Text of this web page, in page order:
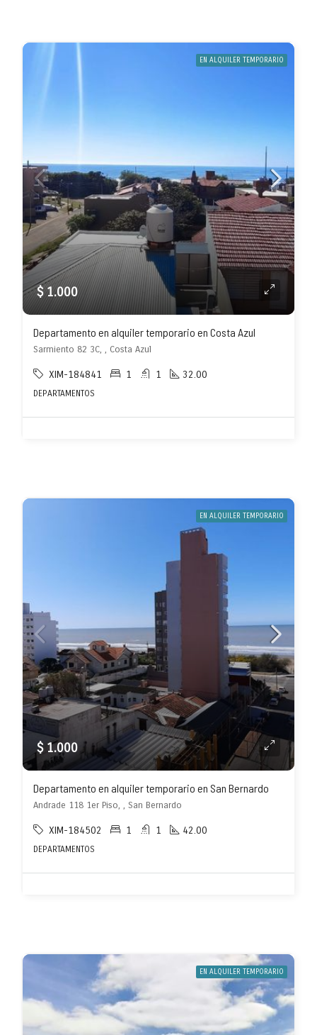
EN ALQUILER TEMPORARIO
$ 1.000
Departamento en alquiler temporario en Costa Azul
Sarmiento 82 3C, , Costa Azul
XIM-184841 1 1 32.00
DEPARTAMENTOS
EN ALQUILER TEMPORARIO
$ 1.000
Departamento en alquiler temporario en San Bernardo
Andrade 118 1er Piso, , San Bernardo
XIM-184502 1 1 42.00
DEPARTAMENTOS
EN ALQUILER TEMPORARIO